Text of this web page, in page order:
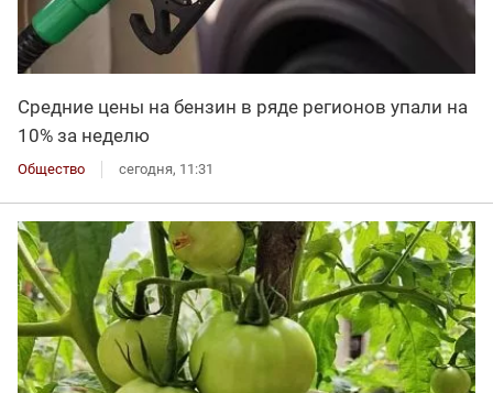
Средние цены на бензин в ряде регионов упали на
10% за неделю
Общество сегодня, 11:31